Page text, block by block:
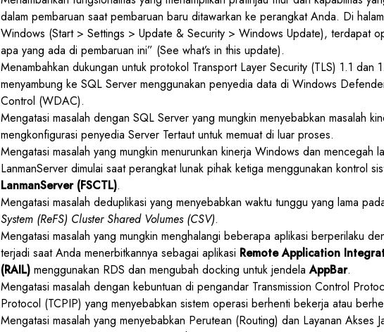
dalam pembaruan saat pembaruan baru ditawarkan ke perangkat Anda. Di
Windows (Start > Settings > Update & Security > Windows Update), terdapat
apa yang ada di pembaruan ini” (See what’s in this update).
Menambahkan dukungan untuk protokol Transport Layer Security (TLS) 1.1 dan
menyambung ke SQL Server menggunakan penyedia data di Windows
Control (WDAC).
Mengatasi masalah dengan SQL Server yang mungkin menyebabkan masalah
mengkonfigurasi penyedia Server Tertaut untuk memuat di luar proses.
Mengatasi masalah yang mungkin menurunkan kinerja Windows dan mencegah
LanmanServer dimulai saat perangkat lunak pihak ketiga menggunakan kontrol
LanmanServer (FSCTL).
Mengatasi masalah deduplikasi yang menyebabkan waktu tunggu yang lama
System (ReFS) Cluster Shared Volumes (CSV).
Mengatasi masalah yang mungkin menghalangi beberapa aplikasi berperilaku
terjadi saat Anda menerbitkannya sebagai aplikasi Remote Application
(RAIL) menggunakan RDS dan mengubah docking untuk jendelaAppBar.
Mengatasi masalah dengan kebuntuan di pengandar Transmission Control
Protocol (TCPIP) yang menyebabkan sistem operasi berhenti bekerja atau
Mengatasi masalah yang menyebabkan Perutean (Routing) dan Layanan Akses